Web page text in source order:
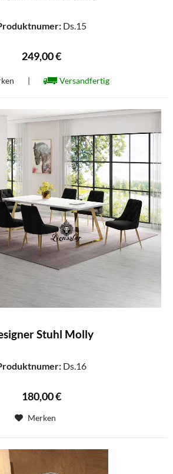
Ds.15
249,00 €
| Versandfertig
Stuhl Molly
Ds.16
180,00 €
Merken